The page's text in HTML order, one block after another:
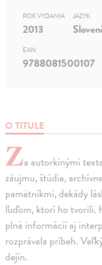
O TITULE
Za autorkinými
záujmu, štúdia,
pamätníkmi, dekády
ľuďom, ktorí ho tvorili.
plná informácií aj
rozprávala príbeh.
dejín.
ROK VYDANIA
2013
JAZYK
EAN
9788081500107